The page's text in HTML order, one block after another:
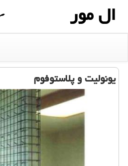
ال مور
یونولیت و پلاستوفوم